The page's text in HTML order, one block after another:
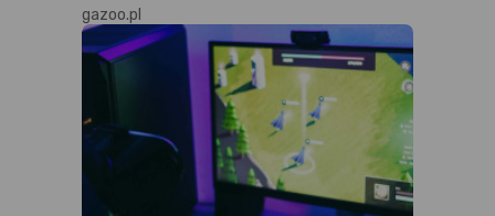
gazoo.pl